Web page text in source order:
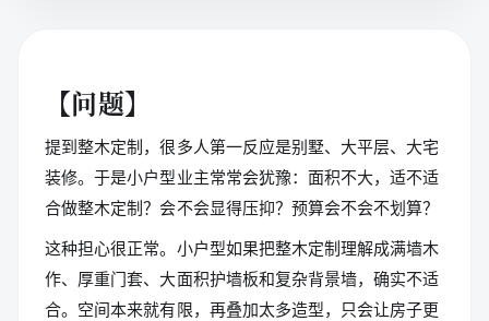
【问题】
提到整木定制，很多人第一反应是别墅、大平层、大宅
装修。于是小户型业主常常会犹豫：面积不大，适不适
合做整木定制？会不会显得压抑？预算会不会不划算？
这种担心很正常。小户型如果把整木定制理解成满墙木
作、厚重门套、大面积护墙板和复杂背景墙，确实不适
合。空间本来就有限，再叠加太多造型，只会让房子更